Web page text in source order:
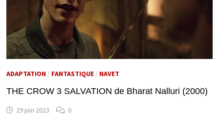
ADAPTATION/ FANTASTIQUE/ NAVET
THE CROW 3 SALVATION de Bharat Nalluri (2000)
29 juin 2023 0